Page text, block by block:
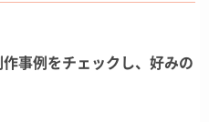
事例をチェックし、好みの